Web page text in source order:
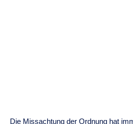
Die Missachtung der Ordnung hat